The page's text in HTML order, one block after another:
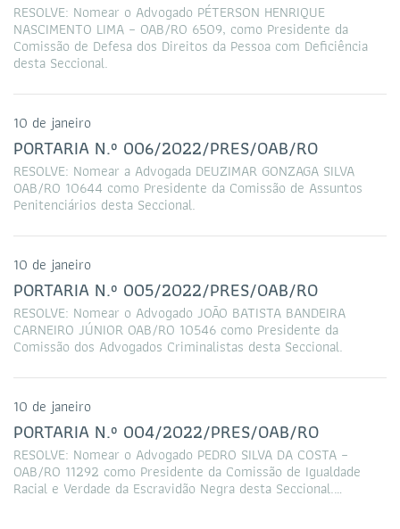
RESOLVE: Nomear o Advogado PÉTERSON HENRIQUE
NASCIMENTO LIMA – OAB/RO 6509, como Presidente da
Comissão de Defesa dos Direitos da Pessoa com Deficiência
desta Seccional.
10 de janeiro
PORTARIA N.º 006/2022/PRES/OAB/RO
RESOLVE: Nomear a Advogada DEUZIMAR GONZAGA SILVA
OAB/RO 10644 como Presidente da Comissão de Assuntos
Penitenciários desta Seccional.
10 de janeiro
PORTARIA N.º 005/2022/PRES/OAB/RO
RESOLVE: Nomear o Advogado JOÃO BATISTA BANDEIRA
CARNEIRO JÚNIOR OAB/RO 10546 como Presidente da
Comissão dos Advogados Criminalistas desta Seccional.
10 de janeiro
PORTARIA N.º 004/2022/PRES/OAB/RO
RESOLVE: Nomear o Advogado PEDRO SILVA DA COSTA –
OAB/RO 11292 como Presidente da Comissão de Igualdade
Racial e Verdade da Escravidão Negra desta Seccional.…